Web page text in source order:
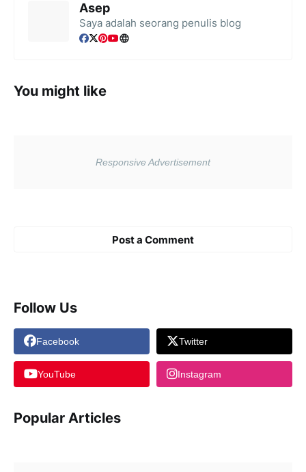
Asep
Saya adalah seorang penulis blog
You might like
Post a Comment
Follow Us
Facebook Twitter
YouTube Instagram
Popular Articles